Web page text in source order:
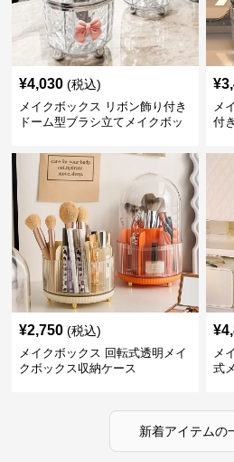
¥4,030 (税込)
メイクボックス リボン飾り付き
ドーム型ブラシ立てメイクボッ
¥
メ
付
¥2,750 (税込)
メイクボックス 回転式透明メイ
クボックス収納ケース
¥
メ
式
新着アイテムの